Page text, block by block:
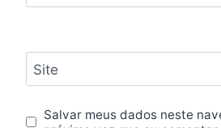
Site
Salvar meus dados neste